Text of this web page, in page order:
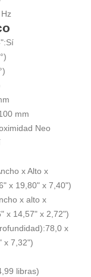
Sí
mm
Neo
x Alto x
x 19,80" x 7,40")
x alto x
x 14,57" x 2,72")
78,0 x
x 7,32")
libras)